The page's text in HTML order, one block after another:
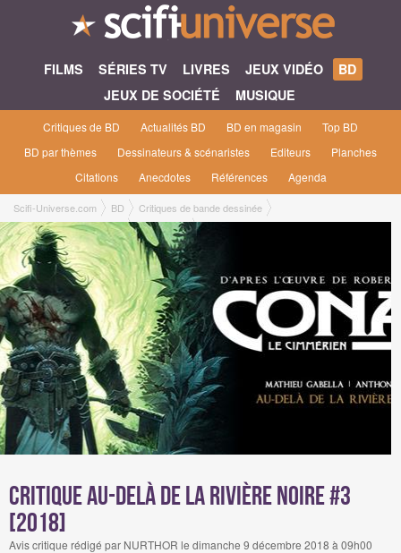
FILMS SÉRIES TV LIVRES JEUX VIDÉO
BD
JEUX DE SOCIÉTÉ
MUSIQUE
Critiques de BD Actualités BD BD en magasin
Top BD
BD par thèmes
Dessinateurs & scénaristes Editeurs
Planches
Citations
Anecdotes Références Agenda
Scifi-Universe.com BD
Critiques de bande dessinée
Au-delà de la rivière noire
NURTHOR
Critique Au-delà de la rivière noire #3
[2018]
Avis critique rédigé par NURTHOR le dimanche 9 décembre 2018 à 09h00